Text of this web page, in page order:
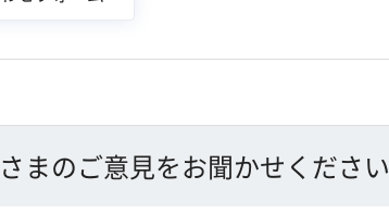
まのご意見をお聞かせください